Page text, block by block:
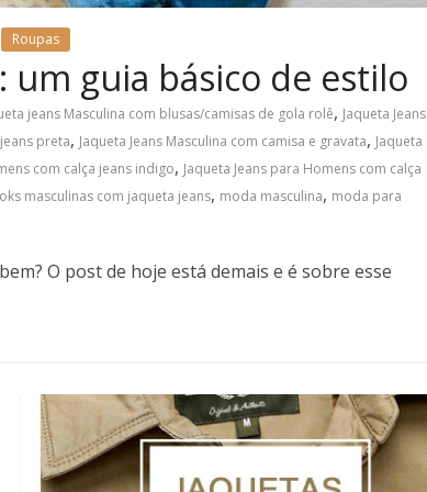
Roupas
um guia básico de estilo
jeans Masculina com blusas/camisas de gola rolê, Jaqueta Jeans
preta, Jaqueta Jeans Masculina com camisa e gravata, Jaqueta
com calça jeans indigo, Jaqueta Jeans para Homens com calça
masculinas com jaqueta jeans, moda masculina, moda para
O post de hoje está demais e é sobre esse